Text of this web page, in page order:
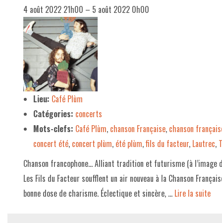
4 août 2022 21h00 – 5 août 2022 0h00
Lieu: Café Plùm
Catégories: concerts
Mots-clefs: Café Plùm, chanson Française, chanson
concert été, concert plùm, été plùm,fils du facteur, Lautrec,
Chanson francophone… Alliant tradition et futurisme (à l’image
Les Fils du Facteur soufflent un air nouveau à la Chanson
bonne dose de charisme. Éclectique et sincère, … Lire la suite­­